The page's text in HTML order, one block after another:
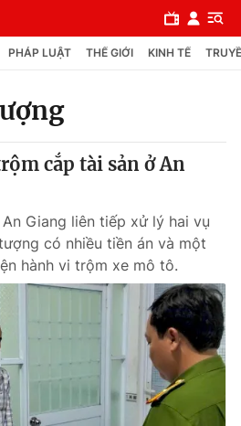
PHÁP LUẬT THẾ GIỚI KINH TẾ
cắp tài sản ở An
Giang liên tiếp xử lý hai vụ
có nhiều tiền án và một
hành vi trộm xe mô tô.